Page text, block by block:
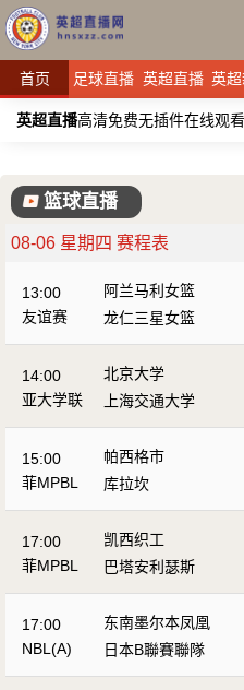
首页 足球直播 英超直播 英超
英超直播高清免费无插件在线观
篮球直播
08-06 星期四 赛程表
13:00
友谊赛
阿兰马利女篮
龙仁三星女篮
14:00
亚大学联
北京大学
上海交通大学
15:00
菲MPBL
帕西格市
库拉坎
17:00
菲MPBL
凯西织工
巴塔安利瑟斯
17:00
NBL(A)
东南墨尔本凤凰
日本B聯賽聯隊